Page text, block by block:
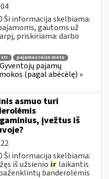
Ši informacija skelbiama:
gautoms už
priskiriama: darbo
str pajamos reiso metu
Gyventojų pajamų
(pagal abėcėlę) »
asmuo turi
įvežtus iš
Ši informacija skelbiama:
iš užsienio ir laikantis
banderolėmis